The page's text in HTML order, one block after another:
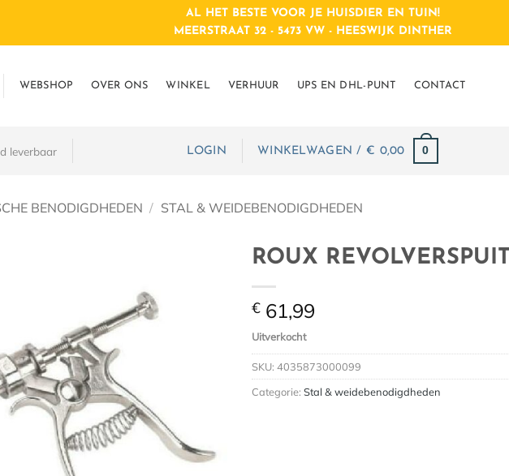
AL HET BESTE VOOR JE HUISDIER EN TUIN!
MEERSTRAAT 32 - 5473 VW - HEESWIJK DINTHER
WEBSHOP OVER ONS WINKEL VERHUUR UPS EN DHL-PUNT CONTACT
leverbaar LOGIN WINKELWAGEN / € 0,00 0
BENODIGDHEDEN / STAL & WEIDEBENODIGDHEDEN
ROUX
€ 61,99
Uitverkocht
SKU: 4035873000099
Categorie: Stal & weidebenodigdheden